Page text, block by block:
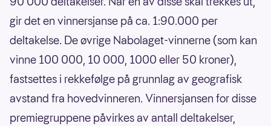
gir det en vinnersjanse på ca. 1:90.000 per
deltakelse. De øvrige Nabolaget-vinnerne (som kan
vinne 100 000, 10 000, 1000 eller 50 kroner),
fastsettes i rekkefølge på grunnlag av geografisk
avstand fra hovedvinneren. Vinnersjansen for disse
premiegruppene påvirkes av antall deltakelser,